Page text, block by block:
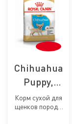
Chihuahua
Puppy,
сухой корм
для
Корм сухой для
щенков породы